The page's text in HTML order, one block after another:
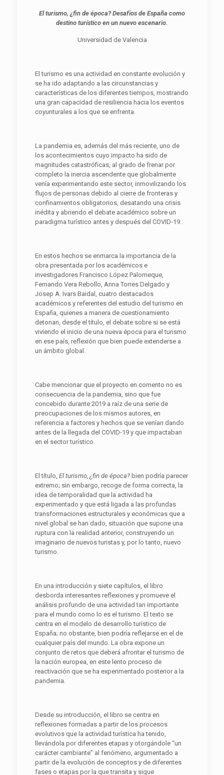
El turismo, ¿fin de época? Desafíos de España como
destino turístico en un nuevo escenario.
Universidad de Valencia
El turismo es una actividad en constante evolución y
se ha ido adaptando a las circunstancias y
características de los diferentes tiempos, mostrando
una gran capacidad de resiliencia hacia los eventos
coyunturales a los que se enfrenta.
La pandemia es, además del más reciente, uno de
los acontecimientos cuyo impacto ha sido de
magnitudes catastróficas, al grado de frenar por
completo la inercia ascendente que globalmente
venía experimentando este sector, inmovilizando los
flujos de personas debido al cierre de fronteras y
confinamientos obligatorios, desatando una crisis
inédita y abriendo el debate académico sobre un
paradigma turístico antes y después del COVID-19.
En estos hechos se enmarca la importancia de la
obra presentada por los académicos e
investigadores Francisco López Palomeque,
Fernando Vera Rebollo, Anna Torres Delgado y
Josep A. Ivars Baidal, cuatro destacados
académicos y referentes del estudio del turismo en
España, quienes a manera de cuestionamiento
detonan, desde el título, el debate sobre si se está
viviendo el inicio de una nueva época para el turismo
en ese país, reflexión que bien puede extenderse a
un ámbito global.
Cabe mencionar que el proyecto en comento no es
consecuencia de la pandemia, sino que fue
concebido durante 2019 a raíz de una serie de
preocupaciones de los mismos autores, en
referencia a factores y hechos que se venían dando
antes de la llegada del COVID-19 y que impactaban
en el sector turístico.
El título, El turismo, ¿fin de época? bien podría parecer
extremo; sin embargo, recoge de forma correcta, la
idea de temporalidad que la actividad ha
experimentado y que está ligada a las profundas
transformaciones estructurales y económicas que a
nivel global se han dado, situación que supone una
ruptura con la realidad anterior, construyendo un
imaginario de nuevos turistas y, por lo tanto, nuevo
turismo.
En una introducción y siete capítulos, el libro
desborda interesantes reflexiones y promueve el
análisis profundo de una actividad tan importante
para el mundo como lo es el turismo. El texto se
centra en el modelo de desarrollo turístico de
España; no obstante, bien podría reflejarse en el de
cualquier país del mundo. La obra expone un
conjunto de retos que deberá afrontar el turismo de
la nación europea, en este lento proceso de
reactivación que se ha experimentado posterior a la
pandemia.
Desde su introducción, el libro se centra en
reflexiones formadas a partir de los procesos
evolutivos que la actividad turística ha tenido,
llevándola por diferentes etapas y otorgándole “un
carácter cambiante” al fenómeno, argumentado a
partir de la evolución de conceptos y de diferentes
fases o etapas por la que transita y sigue